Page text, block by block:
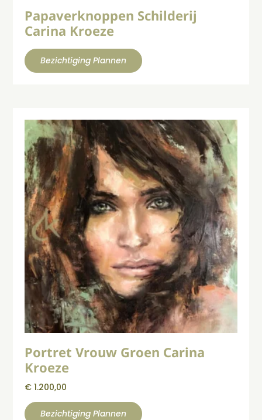
Papaverknoppen Schilderij
Carina Kroeze
Bezichtiging Plannen
Portret Vrouw Groen Carina
Kroeze
€ 1.200,00
Bezichtiging Plannen